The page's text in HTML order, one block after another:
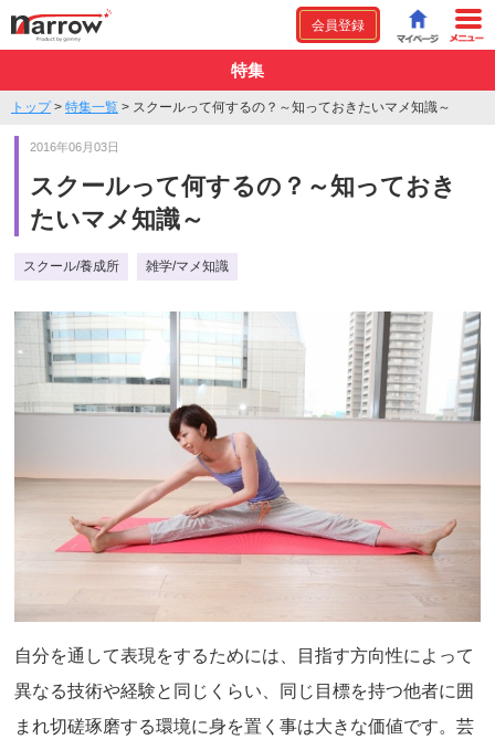
会員登録
特集
トップ> 特集一覧 > スクールって何するの？～知っておきたいマメ知識～
2016年06月03日
スクールって何するの？～知っておき
たいマメ知識～
スクール/養成所 雑学/マメ知識
自分を通して表現をするためには、目指す方向性によって
異なる技術や経験と同じくらい、同じ目標を持つ他者に囲
まれ切磋琢磨する環境に身を置く事は大きな価値です。芸